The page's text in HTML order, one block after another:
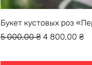
Букет кустовых роз
Обычная цена
5 000,00 ₴ Цена со
4 800,00 ₴